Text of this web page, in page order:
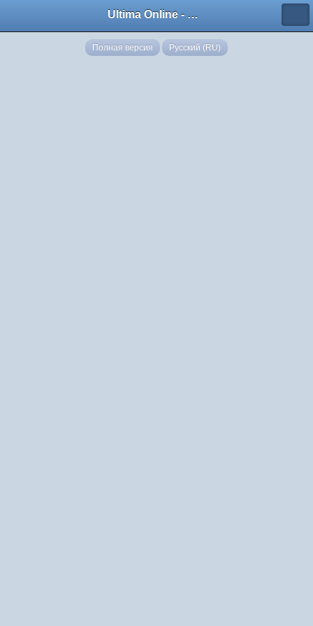
Ultima Online - Форум Русского сообщества игры
Полная версия Русский (RU)